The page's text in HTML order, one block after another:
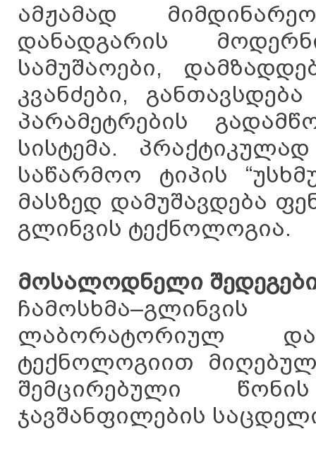
ამჟამად
დანადგარის
სამუშაოები,
კვანძები,
პარამეტრების
სისტემა.
საწარმოო ტიპის
მასზედ დამუშავდება
გლინვის ტექნოლოგია.
მოსალოდნელი
ლაბორატორიულ
ტექნოლოგიით
შემცირებული
ჯავშანფილების